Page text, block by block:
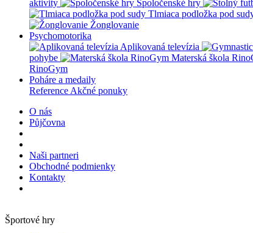
aktivity
Spoločenské hry
Tlmiaca podložka pod
Žonglovanie
Psychomotorika
Aplikovaná televízia
pohybe
Materská škola
RinoGym
Poháre a medaily
Reference Akčné ponuky
O nás
Půjčovna
Naši partneri
Obchodné podmienky
Kontakty
Športové hry